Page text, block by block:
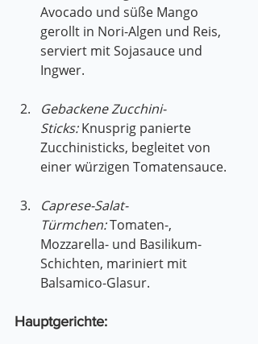
Avocado und süße Mango
gerollt in Nori-Algen und Reis,
serviert mit Sojasauce und
Ingwer.
Gebackene Zucchini-
Sticks: Knusprig panierte
Zucchinisticks, begleitet von
einer würzigen Tomatensauce.
Caprese-Salat-
Türmchen: Tomaten-,
Mozzarella- und Basilikum-
Schichten, mariniert mit
Balsamico-Glasur.
Hauptgerichte: